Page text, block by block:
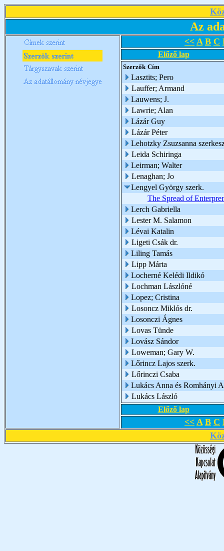
Az
<< A B C
Előző lap
Szerzők Cím
Lasztits; Pero
Lauffer; Armand
Lauwens; J.
Lawrie; Alan
Lázár Guy
Lázár Péter
Lehotzky Zsuzsanna
Leida Schiringa
Leirman; Walter
Lenaghan; Jo
Lengyel György szerk.
The Spread of
Lerch Gabriella
Lester M. Salamon
Lévai Katalin
Ligeti Csák dr.
Liling Tamás
Lipp Márta
Locherné Kelédi Ildikó
Lochman Lászlóné
Lopez; Cristina
Losoncz Miklós dr.
Losonczi Ágnes
Lovas Tünde
Lovász Sándor
Loweman; Gary W.
Lőrincz Lajos szerk.
Lőrinczi Csaba
Lukács Anna és Romhányi
Lukács László
Előző lap
<< A B C